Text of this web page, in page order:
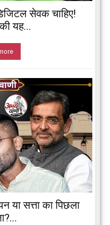
सेवक चाहिए!
यह...
या सत्ता का पिछला